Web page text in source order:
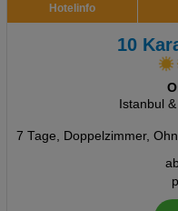
Hotelinfo
10
Istanbul
7 Tage, Doppelzimmer,
ab